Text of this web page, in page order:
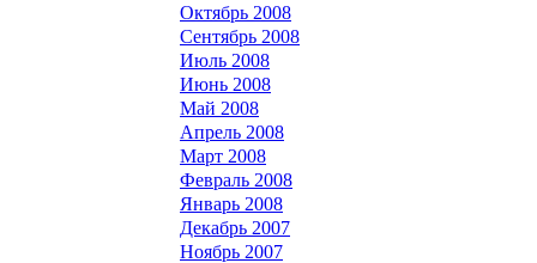
Октябрь 2008
Сентябрь 2008
Июль 2008
Июнь 2008
Май 2008
Апрель 2008
Март 2008
Февраль 2008
Январь 2008
Декабрь 2007
Ноябрь 2007